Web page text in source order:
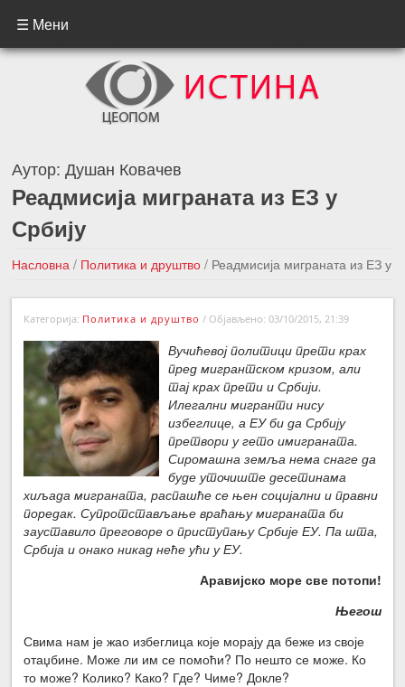
☰ Мени
Аутор:Душан Ковачев
Реадмисија миграната из ЕЗ у
Србију
Насловна / Политика и друштво / Реадмисија миграната из ЕЗ у
Србију
←Претходна вест
Следећа вест →
Категорија: Политика и друштво / Објављено: 03/10/2015, 21:39
Вучићевој политици прети крах
пред мигрантском кризом, али
тај крах прети и Србији.
Илегални мигранти нису
избеглице, а ЕУ би да Србију
претвори у гето имиграната.
Сиромашна земља нема снаге да
буде уточиште десетинама
хиљада миграната, распашће се њен социјални и правни
поредак. Супротстављање враћању миграната би
зауставило преговоре о приступању Србије ЕУ. Па шта,
Србија и онако никад неће ући у ЕУ.
Аравијско море све потопи!
Његош
Свима нам је жао избеглица које морају да беже из своје
отаџбине. Може ли им се помоћи? По нешто се може. Ко
то може? Колико? Како? Где? Чиме? Докле?